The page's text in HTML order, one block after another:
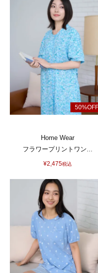
Home Wear
フラワープリントワン...
¥2,475税込